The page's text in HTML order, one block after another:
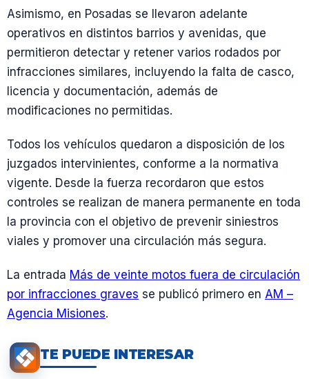
Asimismo, en Posadas se llevaron adelante
operativos en distintos barrios y avenidas, que
permitieron detectar y retener varios rodados por
infracciones similares, incluyendo la falta de casco,
licencia y documentación, además de
modificaciones no permitidas.
Todos los vehículos quedaron a disposición de los
juzgados intervinientes, conforme a la normativa
vigente. Desde la fuerza recordaron que estos
controles se realizan de manera permanente en toda
la provincia con el objetivo de prevenir siniestros
viales y promover una circulación más segura.
La entrada Más de veinte motos fuera de circulación
por infracciones graves se publicó primero en AM –
Agencia Misiones.
TE PUEDE INTERESAR